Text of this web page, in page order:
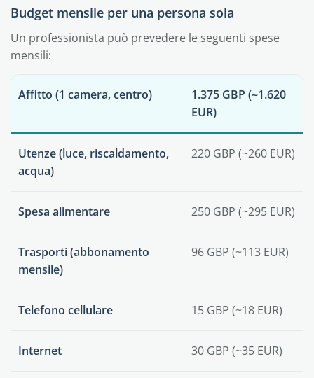
Budget mensile per una persona sola
Un professionista può prevedere le seguenti spese
mensili:
Affitto (1 camera, centro)
1.375 GBP (~1.620
EUR)
Utenze (luce, riscaldamento,
acqua)
220 GBP (~260 EUR)
Spesa alimentare 250 GBP (~295 EUR)
Trasporti (abbonamento
mensile)
96 GBP (~113 EUR)
Telefono cellulare 15 GBP (~18 EUR)
Internet 30 GBP (~35 EUR)